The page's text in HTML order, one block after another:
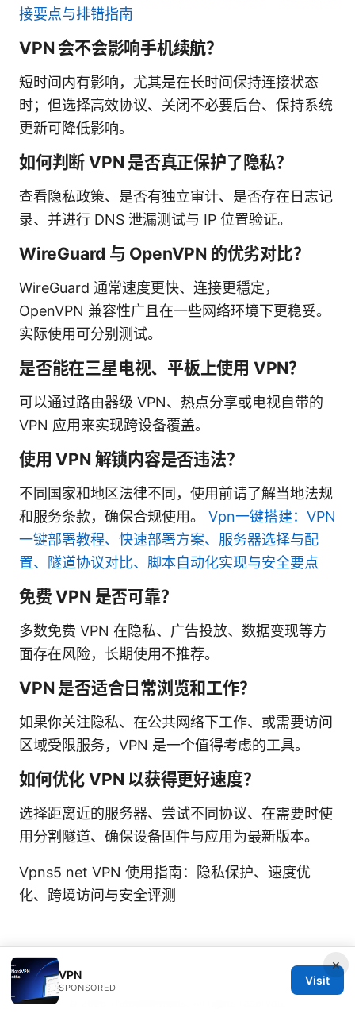
接要点与排错指南
VPN 会不会影响手机续航？
短时间内有影响，尤其是在长时间保持连接状态
时；但选择高效协议、关闭不必要后台、保持系统
更新可降低影响。
如何判断 VPN 是否真正保护了隐私？
查看隐私政策、是否有独立审计、是否存在日志记
录、并进行 DNS 泄漏测试与 IP 位置验证。
WireGuard 与 OpenVPN 的优劣对比？
WireGuard 通常速度更快、连接更穩定，
OpenVPN 兼容性广且在一些网络环境下更稳妥。
实际使用可分别测试。
是否能在三星电视、平板上使用 VPN？
可以通过路由器级 VPN、热点分享或电视自带的
VPN 应用来实现跨设备覆盖。
使用 VPN 解锁内容是否违法？
不同国家和地区法律不同，使用前请了解当地法规
和服务条款，确保合规使用。 Vpn一键搭建：VPN
一键部署教程、快速部署方案、服务器选择与配
置、隧道协议对比、脚本自动化实现与安全要点
免费 VPN 是否可靠？
多数免费 VPN 在隐私、广告投放、数据变现等方
面存在风险，长期使用不推荐。
VPN 是否适合日常浏览和工作？
如果你关注隐私、在公共网络下工作、或需要访问
区域受限服务，VPN 是一个值得考虑的工具。
如何优化 VPN 以获得更好速度？
选择距离近的服务器、尝试不同协议、在需要时使
用分割隧道、确保设备固件与应用为最新版本。
Vpns5 net VPN 使用指南：隐私保护、速度优
化、跨境访问与安全评测
×
VPN
SPONSORED
Visit